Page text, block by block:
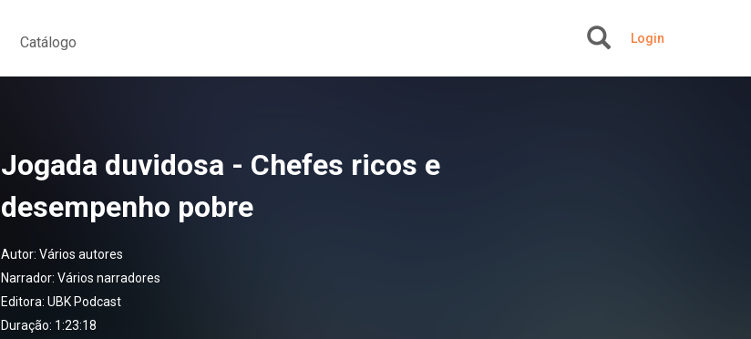
Catálogo Login
Jogada duvidosa - Chefes ricos e
desempenho pobre
Autor: Vários autores
Narrador: Vários narradores
Editora: UBK Podcast
Duração: 1:23:18